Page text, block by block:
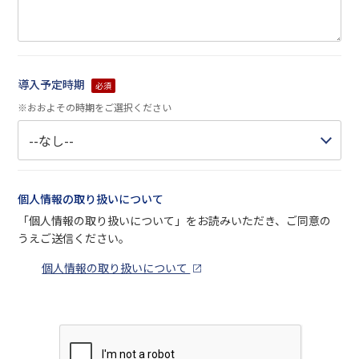
導入予定時期 必須
※おおよその時期をご選択ください
個人情報の取り扱いについて
「個人情報の取り扱いについて」をお読みいただき、ご同意の
うえご送信ください。
個人情報の取り扱いについて